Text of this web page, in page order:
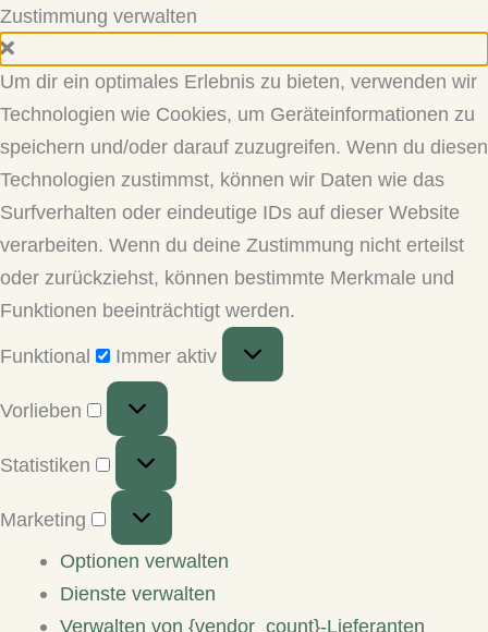
Zustimmung verwalten
Um dir ein optimales Erlebnis zu bieten, verwenden wir
Technologien wie Cookies, um Geräteinformationen zu
speichern und/oder darauf zuzugreifen. Wenn du diesen
Technologien zustimmst, können wir Daten wie das
Surfverhalten oder eindeutige IDs auf dieser Website
verarbeiten. Wenn du deine Zustimmung nicht erteilst
oder zurückziehst, können bestimmte Merkmale und
Funktionen beeinträchtigt werden.
Funktional
Immer aktiv
Vorlieben
Vorlieben
Statistiken
Statistiken
Marketing
Marketing
Optionen verwalten
Dienste verwalten
Verwalten von {vendor_count}-Lieferanten